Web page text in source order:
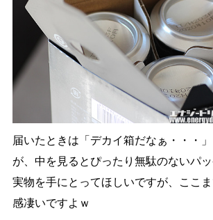
届いたときは「デカイ箱だなぁ・・・
が、中を見るとぴったり無駄のないパッ
実物を手にとってほしいですが、ここ
感凄いですよｗ